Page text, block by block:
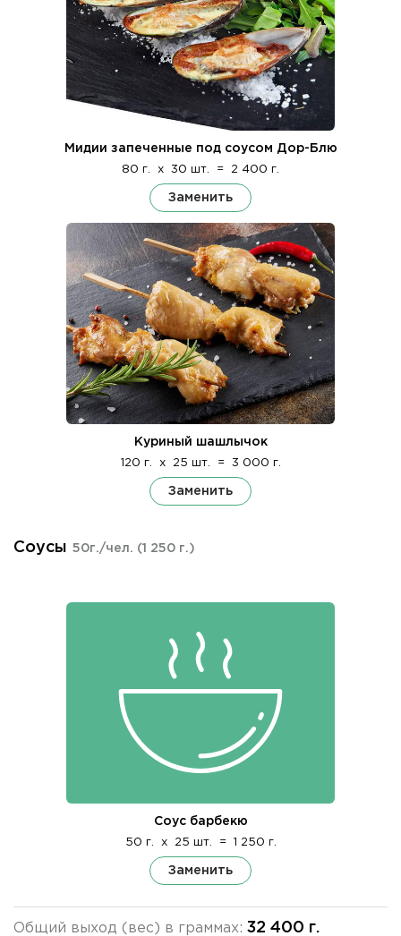
Мидии запеченные под соусом Дор-Блю
80 г. x 30 шт. = 2 400 г.
Заменить
Куриный шашлычок
120 г. x 25 шт. = 3 000 г.
Заменить
Соусы 50г./чел. (1 250 г.)
Соус барбекю
50 г. x 25 шт. = 1 250 г.
Заменить
Общий выход (вес) в граммах: 32 400 г.